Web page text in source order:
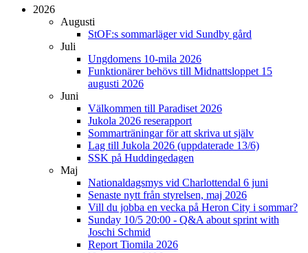
2026
Augusti
StOF:s sommarläger vid Sundby gård
Juli
Ungdomens 10-mila 2026
Funktionärer behövs till Midnattsloppet 15
augusti 2026
Juni
Välkommen till Paradiset 2026
Jukola 2026 reserapport
Sommarträningar för att skriva ut själv
Lag till Jukola 2026 (uppdaterade 13/6)
SSK på Huddingedagen
Maj
Nationaldagsmys vid Charlottendal 6 juni
Senaste nytt från styrelsen, maj 2026
Vill du jobba en vecka på Heron City i sommar?
Sunday 10/5 20:00 - Q&A about sprint with
Joschi Schmid
Report Tiomila 2026